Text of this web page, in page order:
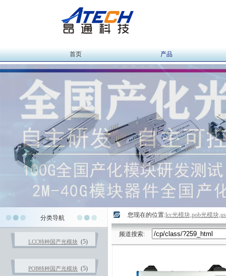
首页 产品
分类导航
LCC特种国产光模块 (5)
POB特种国产光模块 (5)
您现在的位置:lcc光模块,pob光模块
频道搜索: